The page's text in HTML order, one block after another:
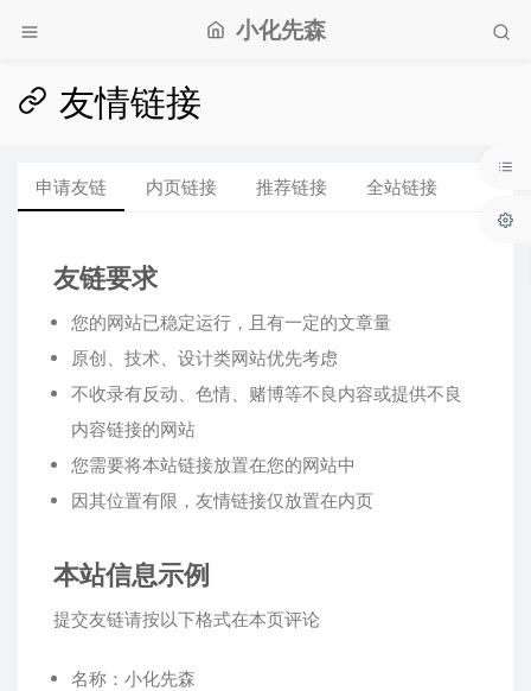
小化先森
友情链接
申请友链 内页链接 推荐链接 全站链接
友链要求
您的网站已稳定运行，且有一定的文章量
原创、技术、设计类网站优先考虑
不收录有反动、色情、赌博等不良内容或提供不良
内容链接的网站
您需要将本站链接放置在您的网站中
因其位置有限，友情链接仅放置在内页
本站信息示例
提交友链请按以下格式在本页评论
名称：小化先森